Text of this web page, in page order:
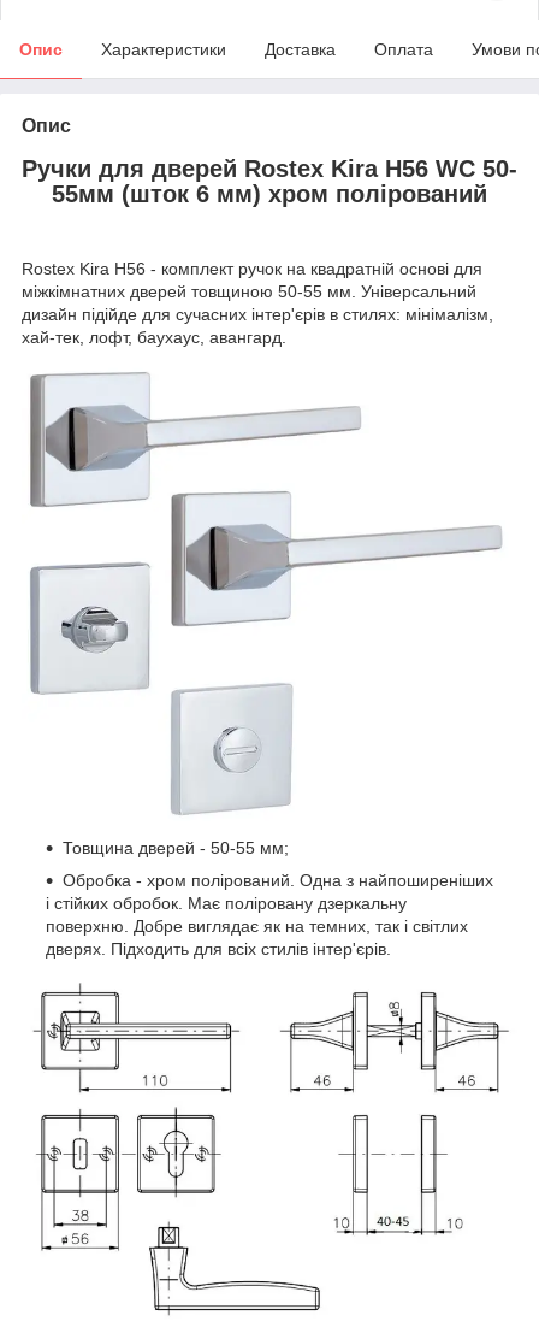
Опис Характеристики Доставка Оплата Умови
Опис
Ручки для дверей Rostex Kira H56 WC 50-
55мм (шток 6 мм) хром полірований
Rostex Kira H56 - комплект ручок на квадратній основі для
міжкімнатних дверей товщиною 50-55 мм. Універсальний
дизайн підійде для сучасних інтер'єрів в стилях: мінімалізм,
хай-тек, лофт, баухаус, авангард.
Товщина дверей - 50-55 мм;
Обробка - хром полірований. Одна з найпоширеніших
і стійких обробок. Має поліровану дзеркальну
поверхню. Добре виглядає як на темних, так і світлих
дверях. Підходить для всіх стилів інтер'єрів.